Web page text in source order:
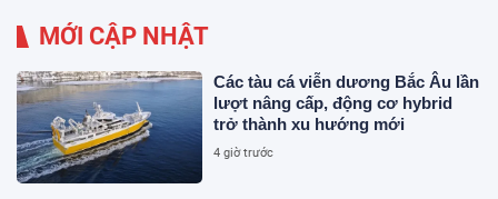
MỚI CẬP NHẬT
Các tàu cá viễn dương Bắc Âu lần
lượt nâng cấp, động cơ hybrid
trở thành xu hướng mới
4 giờ trước